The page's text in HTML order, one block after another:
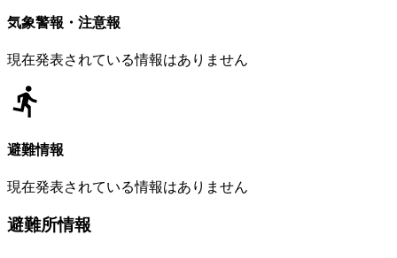
気象警報・注意報
現在発表されている情報はありません
避難情報
現在発表されている情報はありません
避難所情報